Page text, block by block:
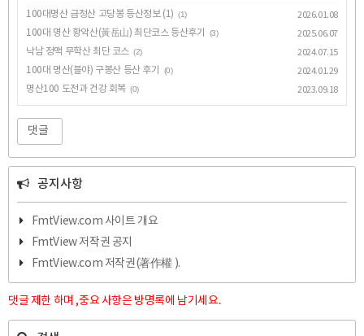
100대명산 금정산 고당봉 등산정보 (1) (1)
2026.01.08
100대 명산 황악산(黃岳山) 최단코스 등산후기
(3)
2025.06.07
낙남 정맥 무학산 최단 코스 (2)
2024.07.15
100대 명산(블야) 구봉산 등산 후기
(0)
2024.01.29
명산100 도전과 건강 회복 (0) 2023.09.18
댓글
공지사항
FmtView.com 사이트 개요
FmtView 저작권 공지
FmtView.com 저작권(著作權 ).
댓글 제한 하며 ,중요 사항은 방명록에 남기세요.